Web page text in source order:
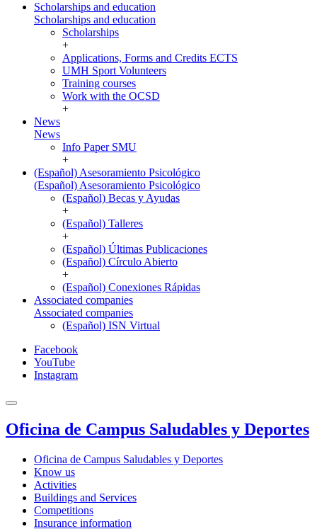
Scholarships and education
Scholarships and education
Scholarships
+
Applications, Forms and Credits ECTS
UMH Sport Volunteers
Training courses
Work with the OCSD
+
News
News
Info Paper SMU
+
(Español) Asesoramiento Psicológico
(Español) Asesoramiento Psicológico
(Español) Becas y Ayudas
+
(Español) Talleres
+
(Español) Últimas Publicaciones
(Español) Círculo Abierto
+
(Español) Conexiones Rápidas
Associated companies
Associated companies
(Español) ISN Virtual
Facebook
YouTube
Instagram
Oficina de Campus Saludables y Deportes
Oficina de Campus Saludables y Deportes
Know us
Activities
Buildings and Services
Competitions
Insurance information